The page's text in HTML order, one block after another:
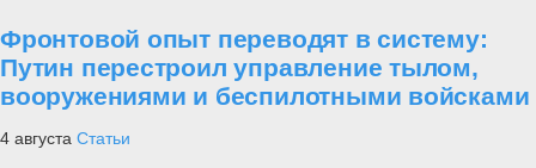
Фронтовой опыт переводят в систему:
Путин перестроил управление тылом,
вооружениями и беспилотными войсками
4 августа Статьи